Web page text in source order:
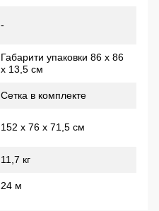
-
Габарити упаковки 86 х 86
х 13,5 см
Сетка в комплекте
152 х 76 х 71,5 см
11,7 кг
24 м